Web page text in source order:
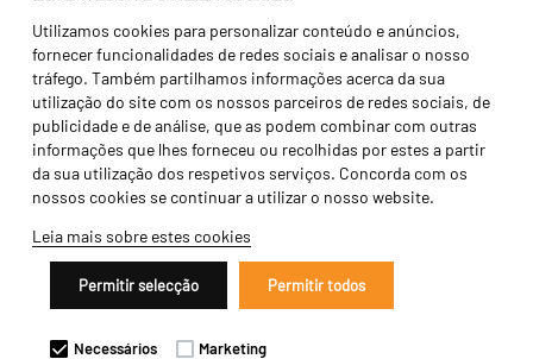
Utilizamos cookies para personalizar conteúdo e anúncios,
fornecer funcionalidades de redes sociais e analisar o nosso
tráfego. Também partilhamos informações acerca da sua
utilização do site com os nossos parceiros de redes sociais, de
publicidade e de análise, que as podem combinar com outras
informações que lhes forneceu ou recolhidas por estes a partir
da sua utilização dos respetivos serviços. Concorda com os
nossos cookies se continuar a utilizar o nosso website.
Leia mais sobre estes cookies
Permitir selecção Permitir todos
Necessários Marketing
Canal de Denúncias (RGPC)
Termos e condições